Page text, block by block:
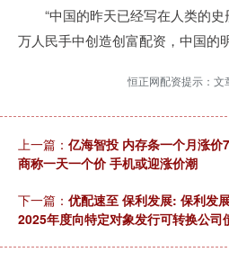
“中国的昨天已经写在人类的史
万人民手中创造创富配资，中国的
恒正网配资提示：文
上一篇： 亿海智投 内存条一个月涨
商称一天一个价 手机或迎涨价潮
下一篇： 优配速至 保利发展: 保利发
2025年度向特定对象发行可转换公司